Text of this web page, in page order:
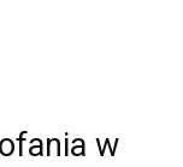
w